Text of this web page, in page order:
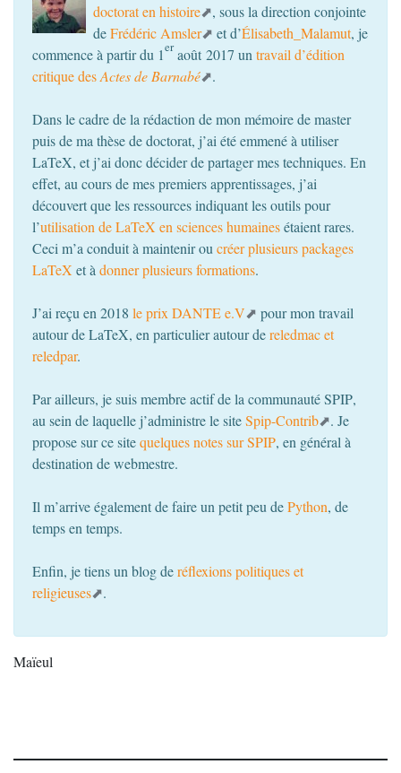
doctorat en histoire
, sous la direction conjointe
deFrédéric Amsler et d’Élisabeth_Malamut, je
commence à partir du 1er août 2017 un travail d’édition
critique desActes de Barnabé .
Dans le cadre de la rédaction de mon mémoire de master
puis de ma thèse de doctorat, j’ai été emmené à utiliser
LaTeX, et j’ai donc décider de partager mes techniques. En
effet, au cours de mes premiers apprentissages, j’ai
découvert que les ressources indiquant les outils pour
l’utilisation de LaTeX en sciences humainesétaient rares.
Ceci m’a conduit à maintenir ou créer plusieurs packages
LaTeX et à donner plusieurs formations.
J’ai reçu en 2018 le prix DANTEe.V
pour mon travail
autour de LaTeX, en particulier autour dereledmac et
reledpar.
Par ailleurs, je suis membre actif de la communautéSPIP,
au sein de laquelle j’administre le siteSpip-Contrib
. Je
propose sur ce sitequelques notes surSPIP, en général à
destination de webmestre.
Il m’arrive également de faire un petit peu dePython, de
temps en temps.
Enfin, je tiens un blog deréflexions politiques et
religieuses
.
Maïeul